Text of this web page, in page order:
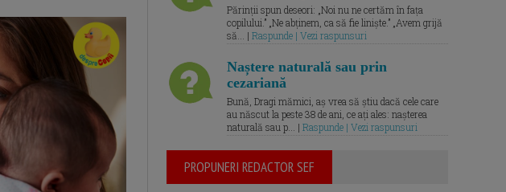
Părinții spun deseori: „Noi nu ne certăm în fața
copilului.” „Ne abținem, ca să fie liniște.” „Avem grijă
să... | Raspunde | Vezi raspunsuri
Naștere naturală sau prin
cezariană
Bună, Dragi mămici, aș vrea să știu dacă cele care
au născut la peste 38 de ani, ce ați ales: nașterea
naturală sau p... | Raspunde | Vezi raspunsuri
PROPUNERI REDACTOR SEF